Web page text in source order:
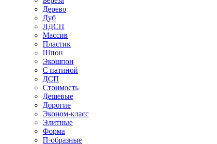
Дерево
Дуб
ЛДСП
Массив
Пластик
Шпон
Экошпон
С патиной
ДСП
Стоимость
Дешевые
Дорогие
Эконом-класс
Элитные
Форма
П-образные